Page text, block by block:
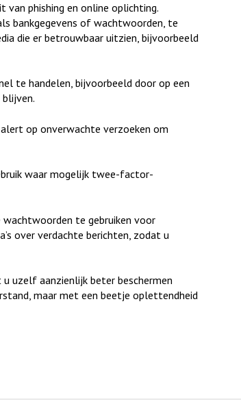
phishing en online oplichting.
bankgegevens of wachtwoorden, te
die er betrouwbaar uitzien, bijvoorbeeld
te handelen, bijvoorbeeld door op een
op onverwachte verzoeken om
waar mogelijk twee-factor-
te gebruiken voor
over verdachte berichten, zodat u
uzelf aanzienlijk beter beschermen
maar met een beetje oplettendheid